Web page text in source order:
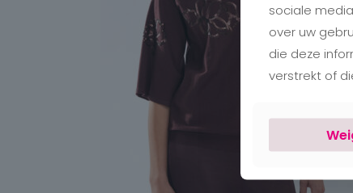
sociale
over uw
die deze
verstrekt of